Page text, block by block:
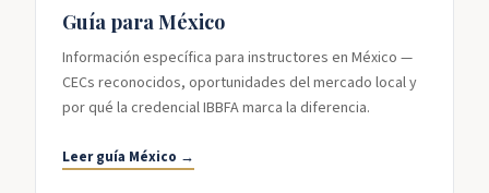
Guía para México
Información específica para instructores en México —
CECs reconocidos, oportunidades del mercado local y
por qué la credencial IBBFA marca la diferencia.
Leer guía México →